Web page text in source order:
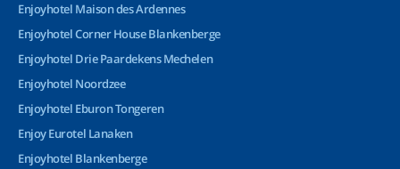
Enjoyhotel Maison des Ardennes
Enjoyhotel Corner House Blankenberge
Enjoyhotel Drie Paardekens Mechelen
Enjoyhotel Noordzee
Enjoyhotel Eburon Tongeren
Enjoy Eurotel Lanaken
Enjoyhotel Blankenberge